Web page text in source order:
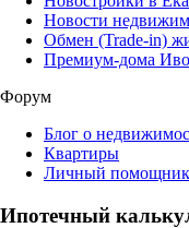
Новости
Обмен (Trade-in)
Премиум-дома
Форум
Блог о
Квартиры
Личный помощник
Ипотечный